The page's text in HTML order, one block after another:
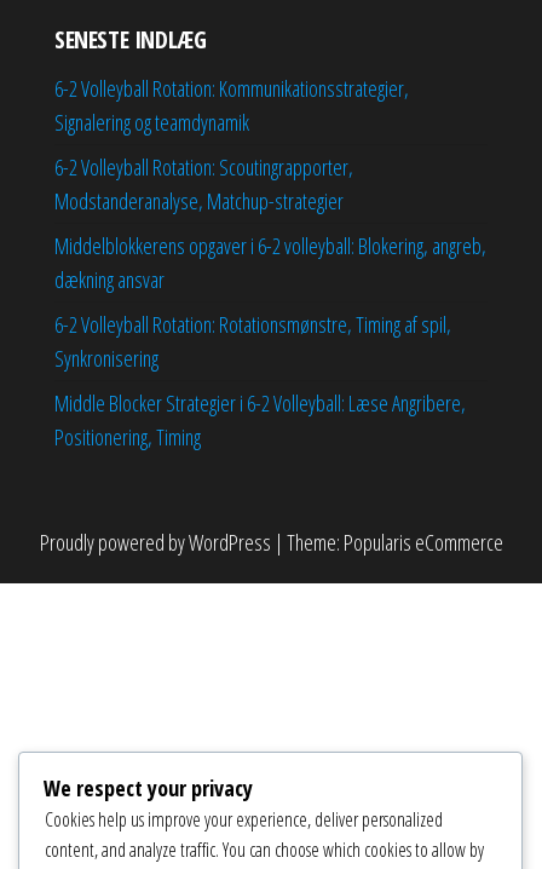
SENESTE INDLÆG
6-2 Volleyball Rotation: Kommunikationsstrategier,
Signalering og teamdynamik
6-2 Volleyball Rotation: Scoutingrapporter,
Modstanderanalyse, Matchup-strategier
Middelblokkerens opgaver i 6-2 volleyball: Blokering, angreb,
dækning ansvar
6-2 Volleyball Rotation: Rotationsmønstre, Timing af spil,
Synkronisering
Middle Blocker Strategier i 6-2 Volleyball: Læse Angribere,
Positionering, Timing
Proudly powered byWordPress | Theme: Popularis eCommerce
We respect your privacy
Cookies help us improve your experience, deliver personalized
content, and analyze traffic. You can choose which cookies to allow by